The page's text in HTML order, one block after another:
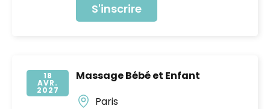
S'inscrire
18
AVR
2027
Massage Bébé et Enfant
Paris